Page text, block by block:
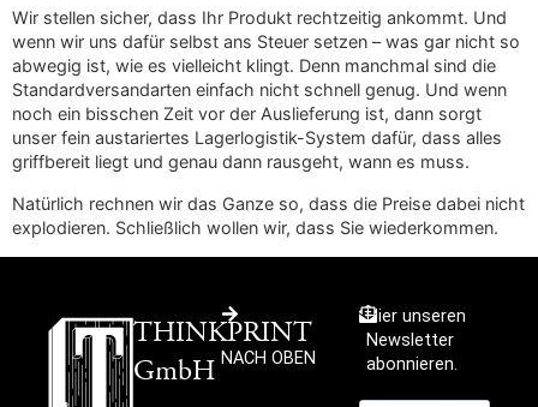
Wir stellen sicher, dass Ihr Produkt rechtzeitig ankommt. Und
wenn wir uns dafür selbst ans Steuer setzen – was gar nicht so
abwegig ist, wie es vielleicht klingt. Denn manchmal sind die
Standardversandarten einfach nicht schnell genug. Und wenn
noch ein bisschen Zeit vor der Auslieferung ist, dann sorgt
unser fein austariertes Lagerlogistik-System dafür, dass alles
griffbereit liegt und genau dann rausgeht, wann es muss.
Natürlich rechnen wir das Ganze so, dass die Preise dabei nicht
explodieren. Schließlich wollen wir, dass Sie wiederkommen.
THINKPRINT
GmbH NACH OBEN
Hier unseren
Newsletter
abonnieren.